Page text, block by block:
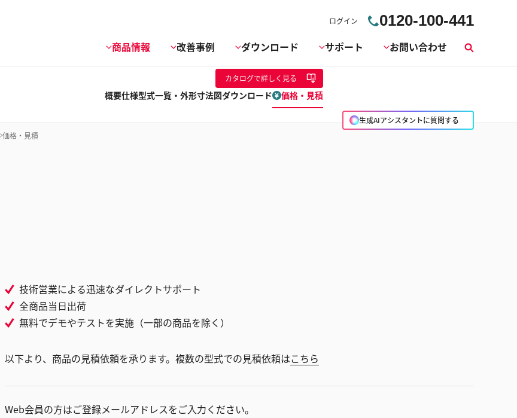
ログイン 0120-100-441
商品情報 改善事例 ダウンロード サポート お問い合わせ
索
生成AIアシスタントに質問する
カタログで詳しく見る
概要仕様型式一覧・外形寸法図ダウンロード 価格・見積
価格・見積
技術営業による迅速なダイレクトサポート
全商品当日出荷
無料でデモやテストを実施（一部の商品を除く）
以下より、商品の見積依頼を承ります。複数の型式での見積依頼はこちら
Web会員の方はご登録メールアドレスをご入力ください。